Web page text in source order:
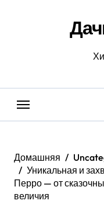
Домашняя
Уникальная и
Перро — от
величия